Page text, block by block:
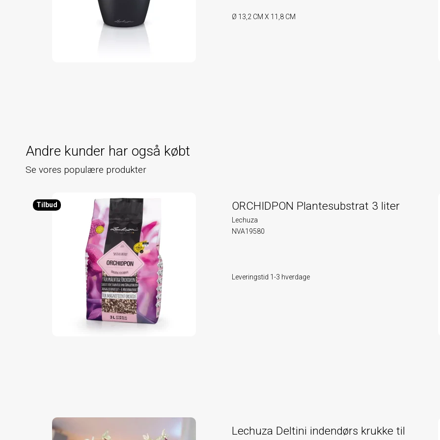
Ø 13,2 CM X 11,8 CM
Andre kunder har også købt
Se vores populære produkter
Tilbud ORCHIDPON Plantesubstrat 3 liter
Lechuza
NVA19580
Leveringstid 1-3 hverdage
Lechuza Deltini indendørs krukke til